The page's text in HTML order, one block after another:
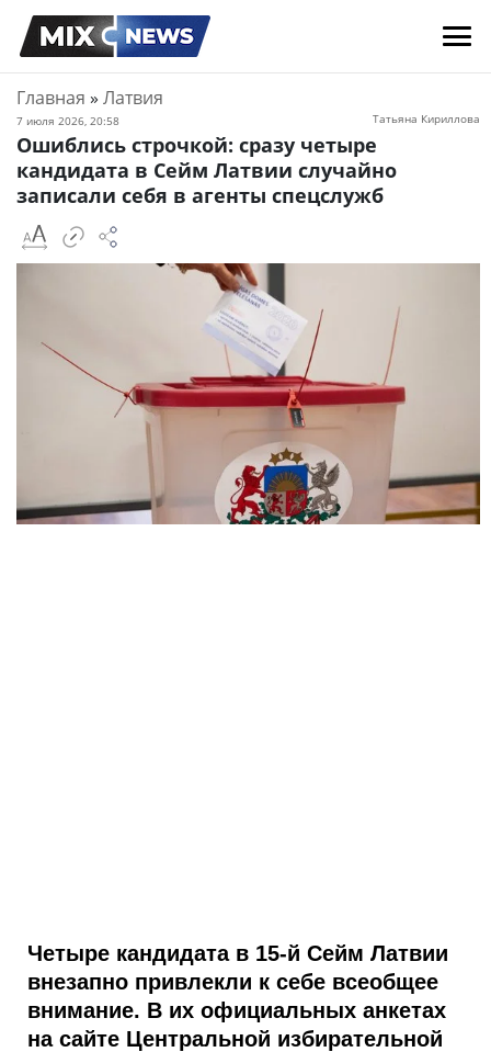
Главная » Латвия
7 июля 2026, 20:58 Татьяна Кириллова
Ошиблись строчкой: сразу четыре
кандидата в Сейм Латвии случайно
записали себя в агенты спецслужб
Четыре кандидата в 15-й Сейм Латвии
внезапно привлекли к себе всеобщее
внимание. В их официальных анкетах
на сайте Центральной избирательной